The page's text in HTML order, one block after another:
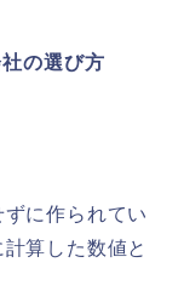
の選び方
に作られてい
算した数値と